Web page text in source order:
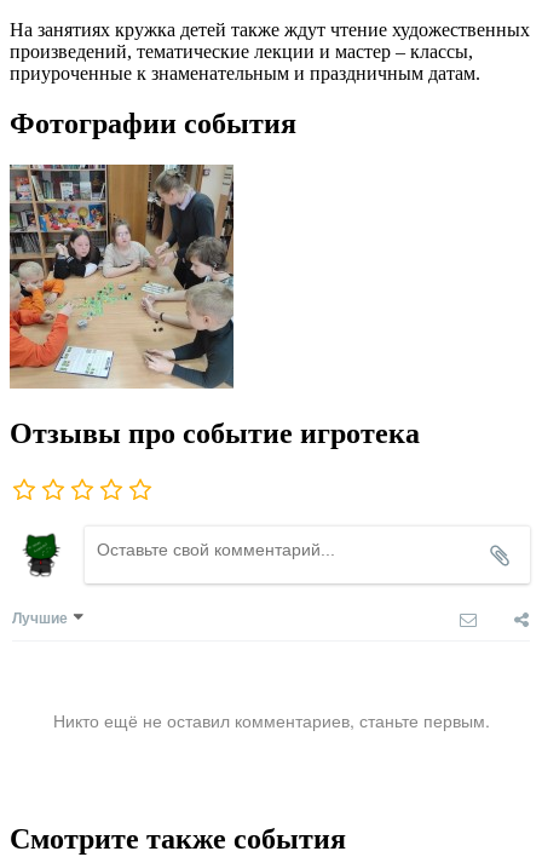
На занятиях кружка детей также ждут чтение художественных
произведений, тематические лекции и мастер – классы,
приуроченные к знаменательным и праздничным датам.
Фотографии события
Отзывы про событие игротека
Лучшие
Никто ещё не оставил комментариев, станьте первым.
Смотрите также события